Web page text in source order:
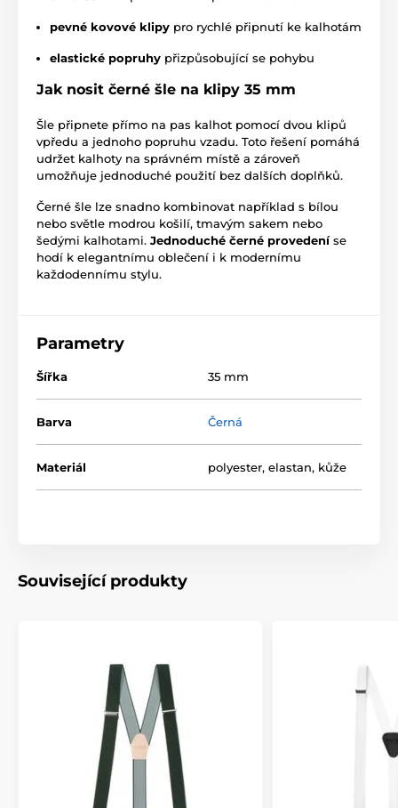
pevné kovové klipy pro rychlé připnutí ke kalhotám
elastické popruhy přizpůsobující se pohybu
Jak nosit černé šle na klipy 35 mm
Šle připnete přímo na pas kalhot pomocí dvou klipů
vpředu a jednoho popruhu vzadu. Toto řešení pomáhá
udržet kalhoty na správném místě a zároveň
umožňuje jednoduché použití bez dalších doplňků.
Černé šle lze snadno kombinovat například s bílou
nebo světle modrou košilí, tmavým sakem nebo
šedými kalhotami. Jednoduché černé provedeníse
hodí k elegantnímu oblečení i k modernímu
každodennímu stylu.
Parametry
Šířka 35 mm
Barva Černá
Materiál polyester, elastan, kůže
Související produkty